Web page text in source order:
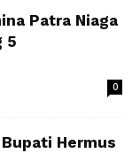
Patra Niaga
5
0
Hermus